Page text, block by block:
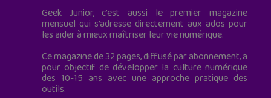
Geek Junior, c’est aussi le premier magazine
mensuel qui s’adresse directement aux ados pour
les aider à mieux maîtriser leur vie numérique.
Ce magazine de 32 pages, diffusé par abonnement, a
pour objectif de développer la culture numérique
des 10-15 ans avec une approche pratique des
outils.